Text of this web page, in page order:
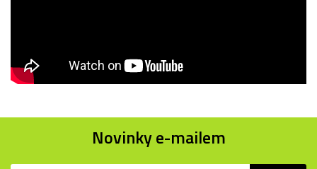
Novinky e-mailem